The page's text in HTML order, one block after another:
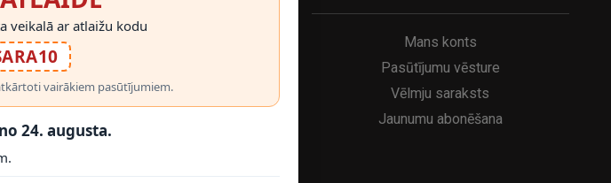
Distances līgums
Mans konts
Pasūtījumu vēsture
Vēlmju saraksts
Jaunumu abonēšana
veikalā ar atlaižu kodu
vairākiem pasūtījumiem.
24. augusta.